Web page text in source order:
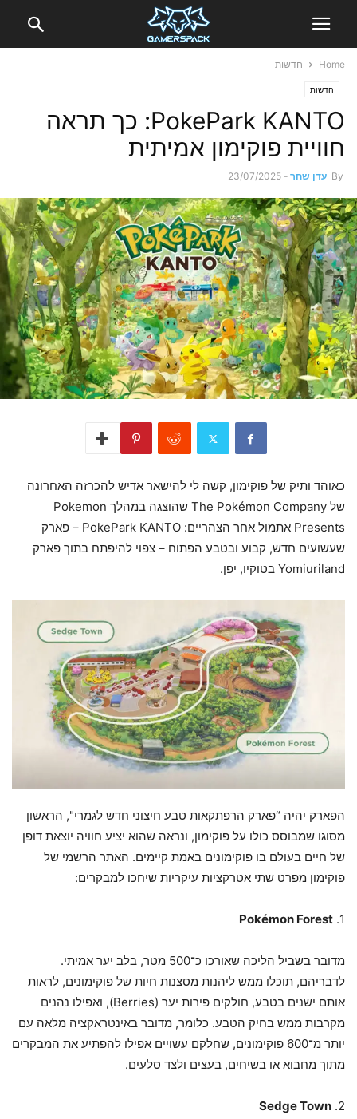
Home חדשות
חדשות
PokePark KANTO: כך תראה
חוויית פוקימון אמיתית
By עדן שחר -
23/07/2025
כאוהד ותיק של פוקימון, קשה לי להישאר אדיש להכרזה האחרונה
של The Pokémon Company שהוצגה במהלך Pokemon
Presents אתמול אחר הצהריים: PokePark KANTO – פארק
שעשועים חדש, קבוע ובטבע הפתוח – צפוי להיפתח בתוך פארק
Yomiuriland בטוקיו, יפן.
הפארק יהיה “פארק הרפתקאות טבע חיצוני חדש לגמרי", הראשון
מסוגו שמבוסס כולו על פוקימון, ונראה שהוא יציע חוויה יוצאת דופן
של חיים בעולם בו פוקימונים באמת קיימים. האתר הרשמי של
פוקימון מפרט שתי אטרקציות עיקריות שיחכו למבקרים:
1.
Pokémon Forest
מדובר בשביל הליכה שאורכו כ־500 מטר, בלב יער אמיתי.
לדבריהם, תוכלו ממש ליהנות מסצנות חיות של פוקימונים, לראות
אותם ישנים בטבע, חולקים פירות יער (Berries), ואפילו נהנים
מקרבות ממש בחיק הטבע. כלומר, מדובר באינטראקציה מלאה עם
יותר מ־600 פוקימונים, שחלקם עשויים אפילו להפתיע את המבקרים
מתוך מחבוא או בשיחים, בעצים ולצד סלעים.
2.
Sedge Town